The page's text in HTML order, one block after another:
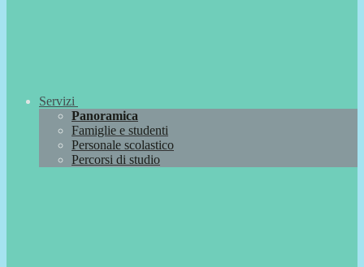
Servizi
Panoramica
Famiglie e studenti
Personale scolastico
Percorsi di studio